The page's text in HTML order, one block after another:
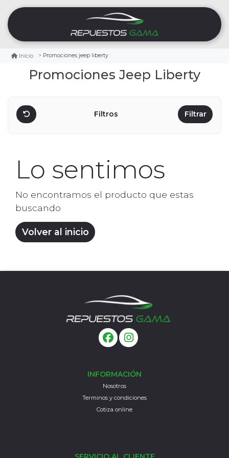
Inicio Promociones jeep liberty
Promociones Jeep Liberty
Filtros Filtrar
Lo sentimos
No encontramos el producto que estas
buscando
Volver al inicio
INFORMACIÓN
Nosotros
Terminos y condiciones
Cotiza online